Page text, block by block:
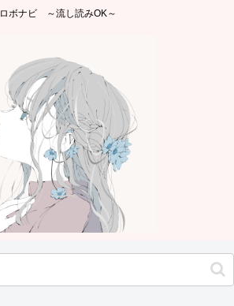
ロボナビ ～流し読みOK～